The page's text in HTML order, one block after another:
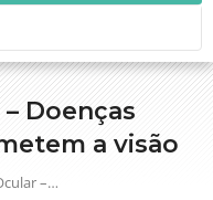
Doenças
a visão
–…